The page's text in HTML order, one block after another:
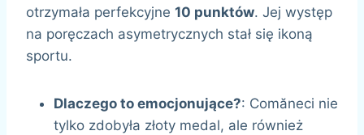
otrzymała perfekcyjne 10 punktów. Jej występ
na poręczach asymetrycznych stał się ikoną
sportu.
Dlaczego to emocjonujące?: Comăneci nie
tylko zdobyła złoty medal, ale również